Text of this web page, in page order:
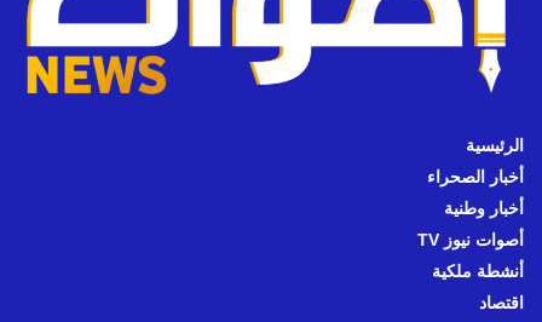
الرئيسية
أخبار الصحراء
أخبار وطنية
أصوات نيوز TV
أنشطة ملكية
اقتصاد